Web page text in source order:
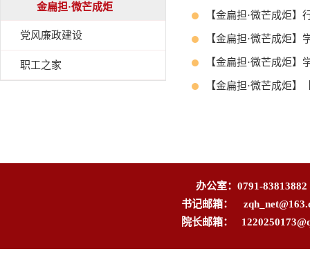
金扁担·微芒成炬
党风廉政建设
职工之家
【金扁担·微芒成炬
【金扁担·微芒成炬
【金扁担·微芒成炬
【金扁担·微芒成炬
办公室：0791-83813882
书记邮箱：
院长邮箱：